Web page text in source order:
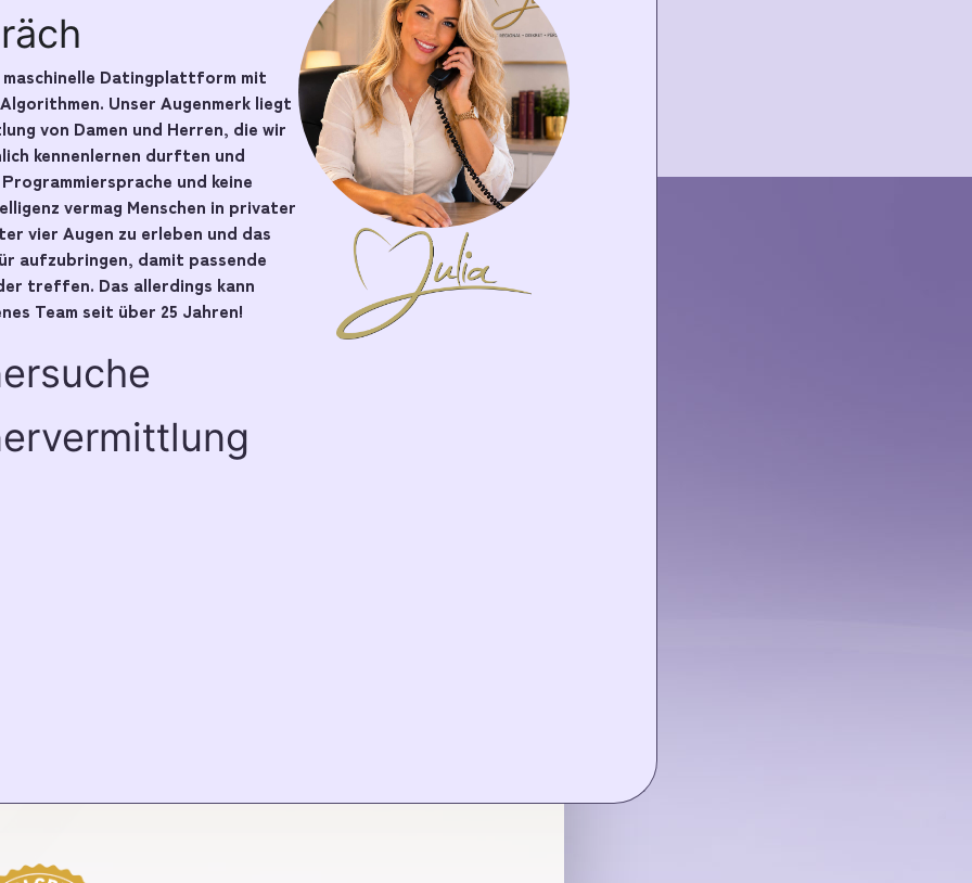
maschinelle Datingplattform mit
Unser Augenmerk liegt
von Damen und Herren, die wir
kennenlernen durften und
und keine
vermag Menschen in privater
vier Augen zu erleben und das
aufzubringen, damit passende
treffen. Das allerdings kann
Team seit über 25 Jahren!